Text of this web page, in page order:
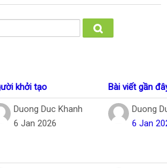
Tìm
khoá
Gửi
Tìm kiếm
cuộc thảo luận. Đang
khởi tạo Bài viết gần
Duong Duc Khanh
6 Jan 2026
Duong
6 Jan